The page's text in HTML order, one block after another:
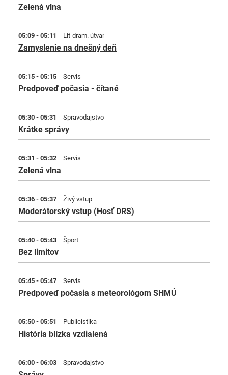
Zelená vlna
05:09 - 05:11 Lit-dram. útvar
Zamyslenie na dnešný deň
05:15 - 05:15 Servis
Predpoveď počasia - čítané
05:30 - 05:31 Spravodajstvo
Krátke správy
05:31 - 05:32 Servis
Zelená vlna
05:36 - 05:37 Živý vstup
Moderátorský vstup (Hosť DRS)
05:40 - 05:43 Šport
Bez limitov
05:45 - 05:47 Servis
Predpoveď počasia s meteorológom SHMÚ
05:50 - 05:51 Publicistika
História blízka vzdialená
06:00 - 06:03 Spravodajstvo